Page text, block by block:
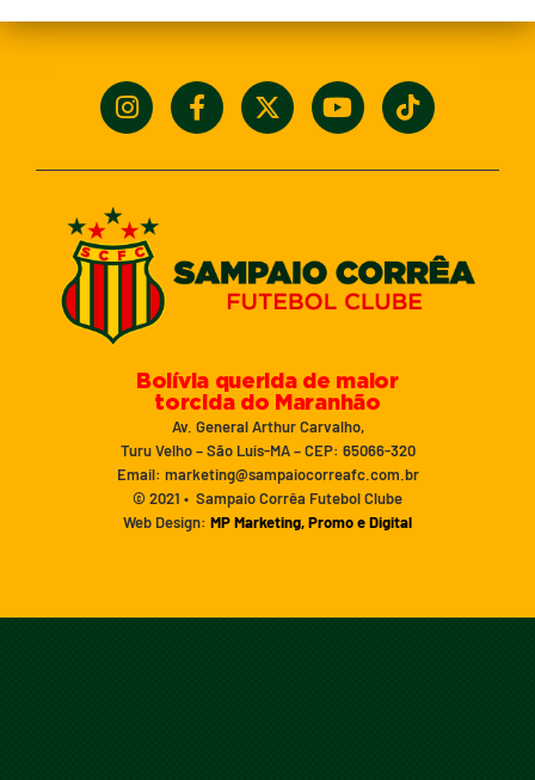
Bolívia querida de maior
torcida do Maranhão
Av. General Arthur Carvalho,
Turu Velho – São Luís-MA – CEP: 65066-320
Email: marketing@sampaiocorreafc.com.br
© 2021 • Sampaio Corrêa Futebol Clube
Web Design: MP Marketing, Promo e Digital